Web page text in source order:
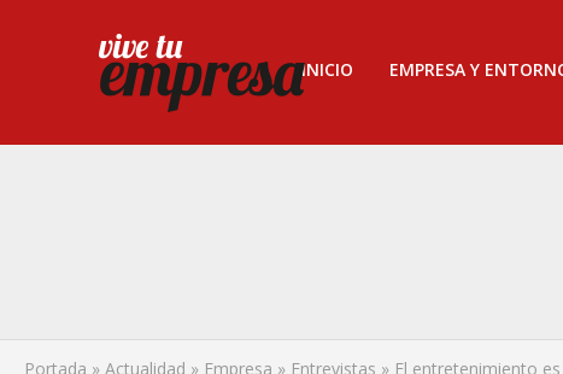
INICIO EMPRESA Y
Portada » Actualidad » Empresa » Entrevistas » El entretenimiento